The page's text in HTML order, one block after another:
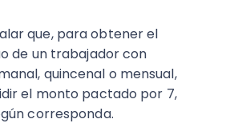
que, para obtener el
de un trabajador con
quincenal o mensual,
el monto pactado por 7,
corresponda.